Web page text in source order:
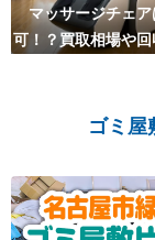
マッサージチェ
可！？買取相場や
ゴミ屋